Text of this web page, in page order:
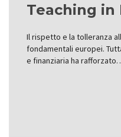
Teaching in
Il rispetto e la tolleranza
fondamentali europei.
e finanziaria ha